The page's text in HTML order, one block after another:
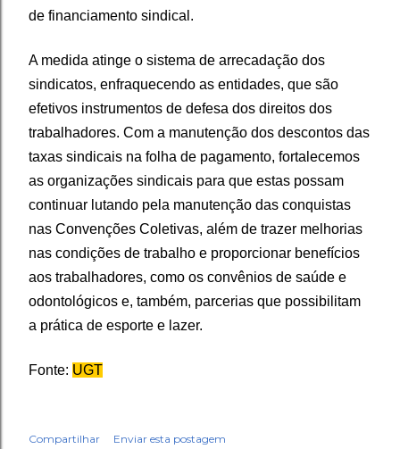
de financiamento sindical.
A medida atinge o sistema de arrecadação dos
sindicatos, enfraquecendo as entidades, que são
efetivos instrumentos de defesa dos direitos dos
trabalhadores. Com a manutenção dos descontos das
taxas sindicais na folha de pagamento, fortalecemos
as organizações sindicais para que estas possam
continuar lutando pela manutenção das conquistas
nas Convenções Coletivas, além de trazer melhorias
nas condições de trabalho e proporcionar benefícios
aos trabalhadores, como os convênios de saúde e
odontológicos e, também, parcerias que possibilitam
a prática de esporte e lazer.
Fonte: UGT
Compartilhar Enviar esta postagem